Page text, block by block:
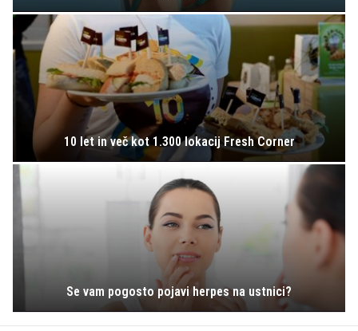
10 let in več kot 1.300 lokacij Fresh Corner
Se vam pogosto pojavi herpes na ustnici?